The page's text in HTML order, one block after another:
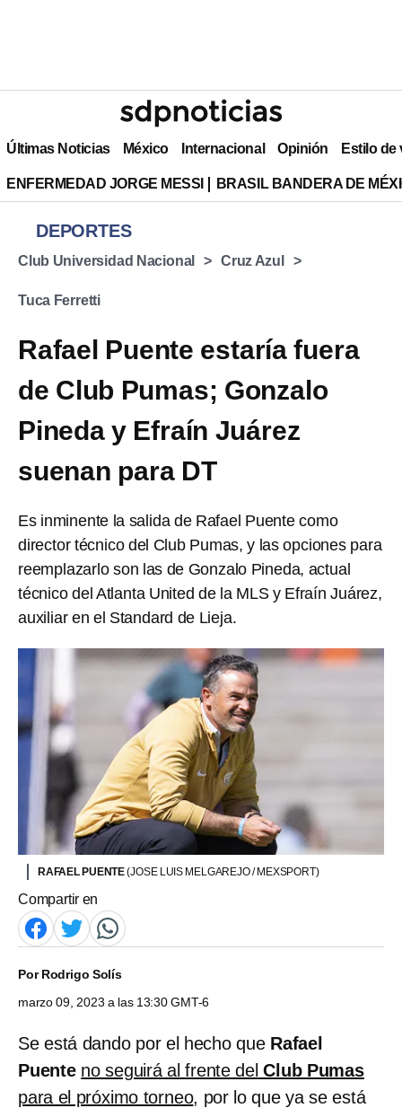
Últimas Noticias México Internacional Opinión Estilo de
ENFERMEDAD JORGE MESSI BRASIL BANDERA DE
DEPORTES
Club Universidad Nacional Cruz Azul
Tuca Ferretti
Rafael Puente estaría fuera
de Club Pumas; Gonzalo
Pineda y Efraín Juárez
suenan para DT
Es inminente la salida de Rafael Puente como
director técnico del Club Pumas, y las opciones para
reemplazarlo son las de Gonzalo Pineda, actual
técnico del Atlanta United de la MLS y Efraín Juárez,
auxiliar en el Standard de Lieja.
RAFAEL PUENTE(JOSE LUIS MELGAREJO / MEXSPORT)
Compartir en
PorRodrigo Solís
marzo 09, 2023 a las 13:30 GMT-6
Se está dando por el hecho que Rafael
Puente no seguirá al frente del Club Pumas
para el próximo torneo, por lo que ya se está